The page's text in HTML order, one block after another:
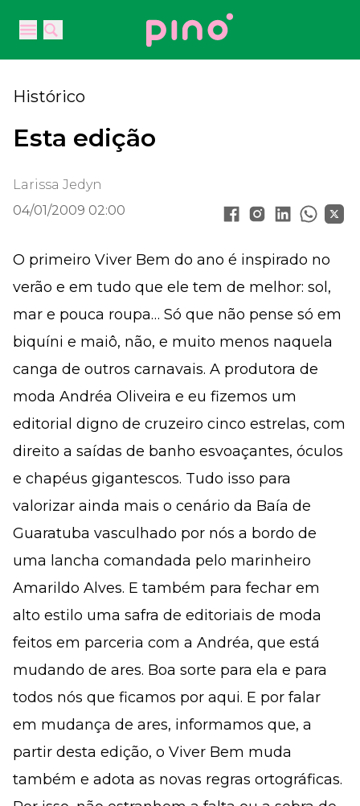
Open main menu
Open main menu
Your Company
Histórico
Esta edição
Larissa Jedyn
04/01/2009 02:00
O primeiro Viver Bem do ano é inspirado no
verão e em tudo que ele tem de melhor: sol,
mar e pouca roupa… Só que não pense só em
biquíni e maiô, não, e muito menos naquela
canga de outros carnavais. A produtora de
moda Andréa Oliveira e eu fizemos um
editorial digno de cruzeiro cinco estrelas, com
direito a saídas de banho esvoaçantes, óculos
e chapéus gigantescos. Tudo isso para
valorizar ainda mais o cenário da Baía de
Guaratuba vasculhado por nós a bordo de
uma lancha comandada pelo marinheiro
Amarildo Alves. E também para fechar em
alto estilo uma safra de editoriais de moda
feitos em parceria com a Andréa, que está
mudando de ares. Boa sorte para ela e para
todos nós que ficamos por aqui. E por falar
em mudança de ares, informamos que, a
partir desta edição, o Viver Bem muda
também e adota as novas regras ortográficas.